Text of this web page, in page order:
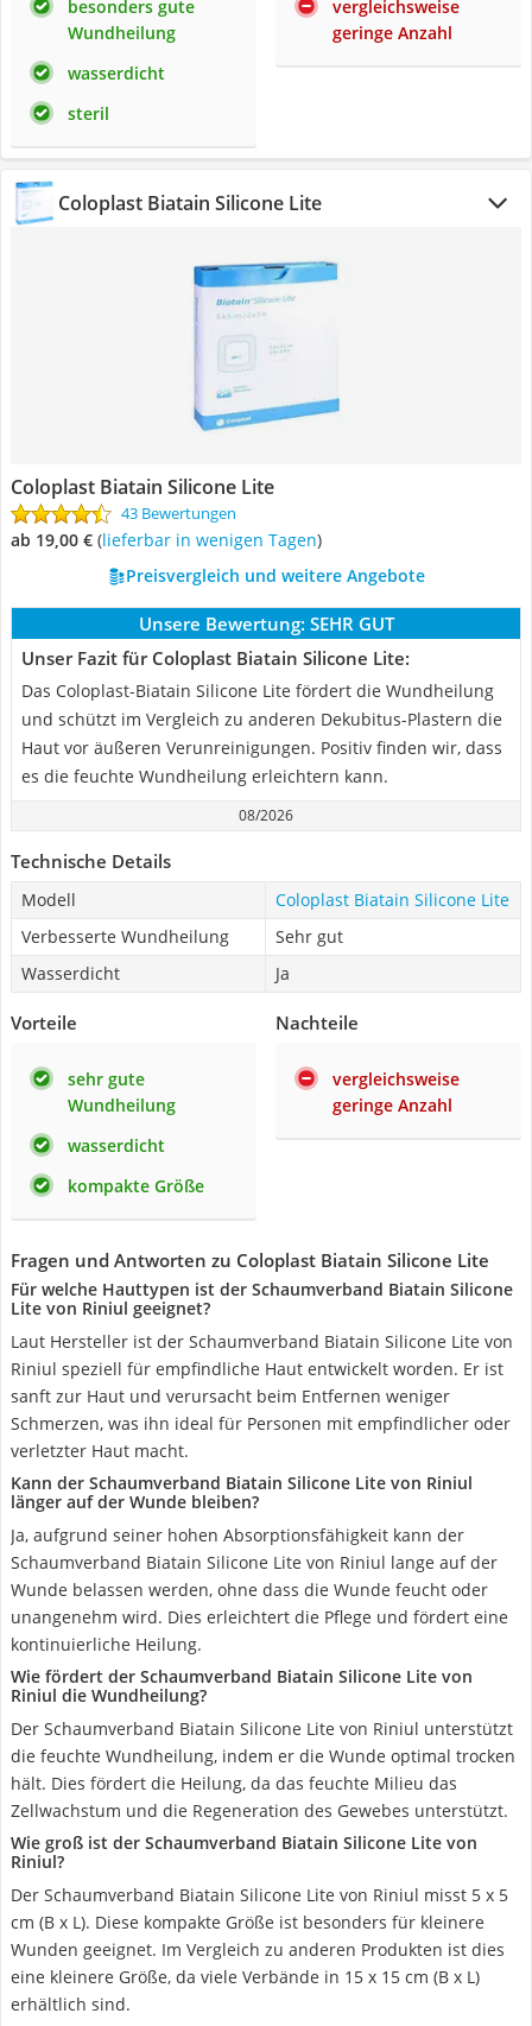
besonders gute
Wundheilung
wasserdicht
steril
vergleichsweise
geringe Anzahl
Coloplast Biatain Silicone Lite
Coloplast Biatain Silicone Lite
43 Bewertungen
ab 19,00 € ( Lieferbar in wenigen Tagen)
Preisvergleich und weitere Angebote
Unsere Bewertung: SEHR GUT
Unser Fazit für Coloplast Biatain Silicone Lite:
Das Coloplast-Biatain Silicone Lite fördert die Wundheilung
und schützt im Vergleich zu anderen Dekubitus-Plastern die
Haut vor äußeren Verunreinigungen. Positiv finden wir, dass
es die feuchte Wundheilung erleichtern kann.
08/2026
Technische Details
Modell
Coloplast Biatain Silicone Lite
Verbesserte Wundheilung
Sehr gut
Wasserdicht
Ja
Vorteile
sehr gute
Wundheilung
wasserdicht
kompakte Größe
Nachteile
vergleichsweise
geringe Anzahl
Fragen und Antworten zu Coloplast Biatain Silicone Lite
Für welche Hauttypen ist der Schaumverband Biatain Silicone
Lite von Riniul geeignet?
Laut Hersteller ist der Schaumverband Biatain Silicone Lite von
Riniul speziell für empfindliche Haut entwickelt worden. Er ist
sanft zur Haut und verursacht beim Entfernen weniger
Schmerzen, was ihn ideal für Personen mit empfindlicher oder
verletzter Haut macht.
Kann der Schaumverband Biatain Silicone Lite von Riniul
länger auf der Wunde bleiben?
Ja, aufgrund seiner hohen Absorptionsfähigkeit kann der
Schaumverband Biatain Silicone Lite von Riniul lange auf der
Wunde belassen werden, ohne dass die Wunde feucht oder
unangenehm wird. Dies erleichtert die Pflege und fördert eine
kontinuierliche Heilung.
Wie fördert der Schaumverband Biatain Silicone Lite von
Riniul die Wundheilung?
Der Schaumverband Biatain Silicone Lite von Riniul unterstützt
die feuchte Wundheilung, indem er die Wunde optimal trocken
hält. Dies fördert die Heilung, da das feuchte Milieu das
Zellwachstum und die Regeneration des Gewebes unterstützt.
Wie groß ist der Schaumverband Biatain Silicone Lite von
Riniul?
Der Schaumverband Biatain Silicone Lite von Riniul misst 5 x 5
cm (B x L). Diese kompakte Größe ist besonders für kleinere
Wunden geeignet. Im Vergleich zu anderen Produkten ist dies
eine kleinere Größe, da viele Verbände in 15 x 15 cm (B x L)
erhältlich sind.